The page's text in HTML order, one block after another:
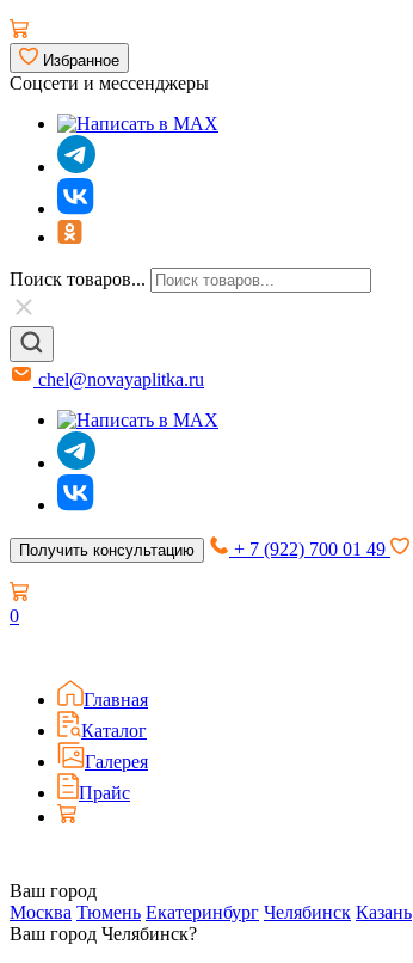
Избранное
Соцсети и мессенджеры
Поиск товаров...
chel@novayaplitka.ru
Получить консультацию + 7 (922) 700 01 49
0
Главная
Каталог
Галерея
Прайс
Ваш город
Москва Тюмень Екатеринбург Челябинск Казань
Ваш город Челябинск?